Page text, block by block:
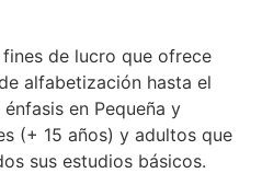
fines de lucro que ofrece
alfabetización hasta el
en Pequeña y
(+ 15 años) y adultos que
sus estudios básicos.